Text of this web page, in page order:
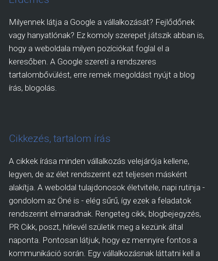
Milyennek látja a Google a vállalkozását? Fejlődőnek
vagy hanyatlónak? Ez komoly szerepet játszik abban is,
hogy a weboldala milyen pozíciókat foglal el a
keresőben. A Google szereti a rendszeres
tartalombővülést, erre remek megoldást nyújt a blog
írás, blogolás.
Cikkezés, tartalom írás
A cikkek írása minden vállalkozás velejárója kellene,
legyen, de az élet rendszerint ezt teljesen másként
alakítja. A weboldal tulajdonosok életvitele, napi rutinja -
gondolom az Öné is - elég sűrű, így ezek a feladatok
rendszerint elmaradnak. Rengeteg cikk, blogbejegyzés,
PR Cikk, poszt, hírlevél születik meg a kezünk által
naponta. Pontosan látjuk, hogy ez mennyire fontos a
kommunikáció során. Egy vállalkozásnak láttatni kell a